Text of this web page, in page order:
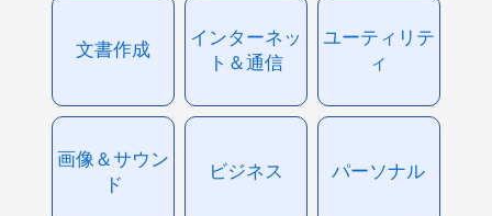
文書作成
インターネッ
ト＆通信
ユーティリテ
ィ
画像＆サウン
ド
ビジネス パーソナル